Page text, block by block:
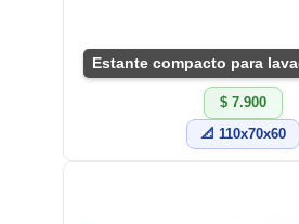
$ 7.900
📐 110x70x60